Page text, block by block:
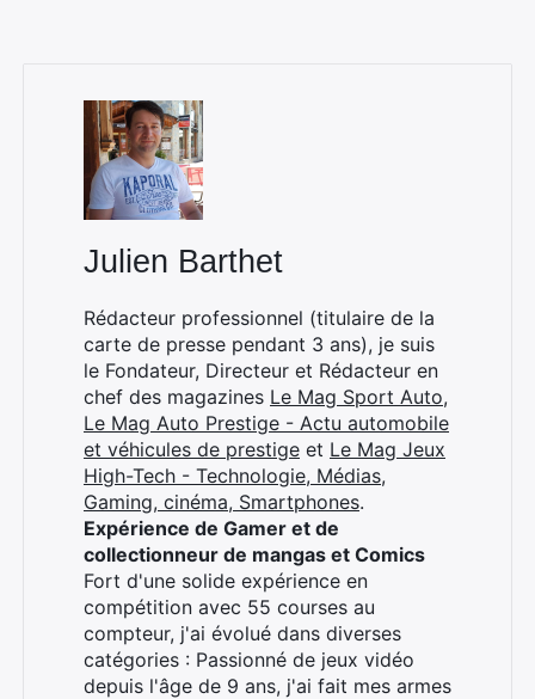
Julien Barthet
Rédacteur professionnel (titulaire de la
carte de presse pendant 3 ans), je suis
le Fondateur, Directeur et Rédacteur en
chef des magazines Le Mag Sport Auto,
Le Mag Auto Prestige - Actu automobile
et véhicules de prestige et Le Mag Jeux
High-Tech - Technologie, Médias,
Gaming, cinéma, Smartphones.
Expérience de Gamer et de
collectionneur de mangas et Comics
Fort d'une solide expérience en
compétition avec 55 courses au
compteur, j'ai évolué dans diverses
catégories : Passionné de jeux vidéo
depuis l'âge de 9 ans, j'ai fait mes armes
Rechercher